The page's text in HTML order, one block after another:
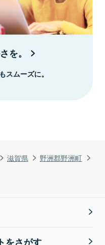
滋賀県
野洲郡野洲町
を。
スムーズに。
をさがす